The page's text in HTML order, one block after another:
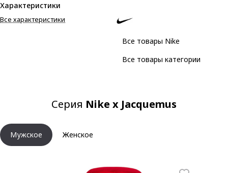
Характеристики
Все характеристики
Все товары Nike
Все товары категории
Серия Nike x Jacquemus
Мужское Женское